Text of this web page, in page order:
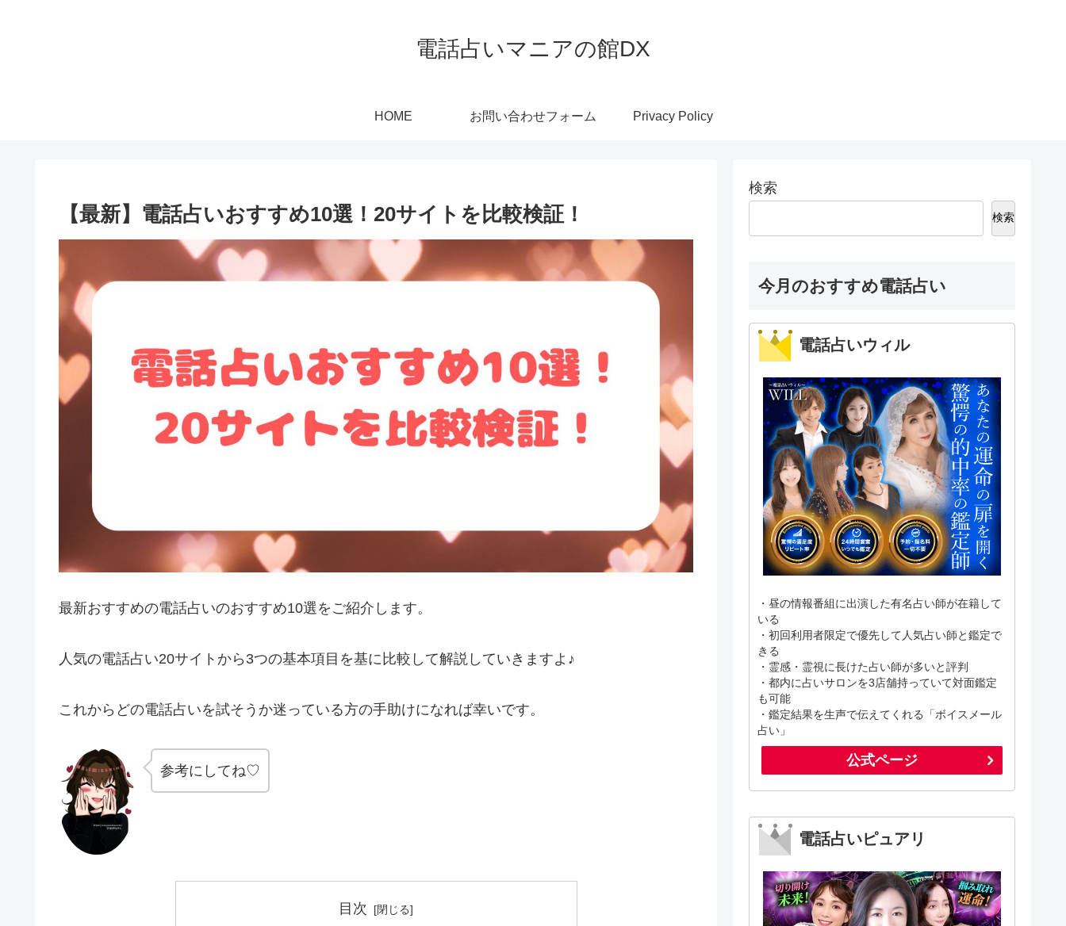
電話占いマニアの館DX
HOME お問い合わせフォーム Privacy Policy
【最新】電話占いおすすめ10選！20サイトを比較検証！
最新おすすめの電話占いのおすすめ10選をご紹介します。
人気の電話占い20サイトから3つの基本項目を基に比較して解説していきますよ♪
これからどの電話占いを試そうか迷っている方の手助けになれば幸いです。
参考にしてね♡
目次
検索
検索
今月のおすすめ電話占い
電話占いウィル
・昼の情報番組に出演した有名占い師が在籍して
いる
・初回利用者限定で優先して人気占い師と鑑定で
きる
・霊感・霊視に長けた占い師が多いと評判
・都内に占いサロンを3店舗持っていて対面鑑定
も可能
・鑑定結果を生声で伝えてくれる「ボイスメール
占い」
公式ページ
電話占いピュアリ